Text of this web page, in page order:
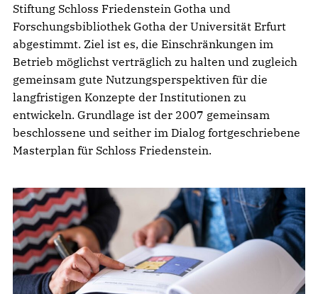
Stiftung Schloss Friedenstein Gotha und
Forschungsbibliothek Gotha der Universität Erfurt
abgestimmt. Ziel ist es, die Einschränkungen im
Betrieb möglichst verträglich zu halten und zugleich
gemeinsam gute Nutzungsperspektiven für die
langfristigen Konzepte der Institutionen zu
entwickeln. Grundlage ist der 2007 gemeinsam
beschlossene und seither im Dialog fortgeschriebene
Masterplan für Schloss Friedenstein.